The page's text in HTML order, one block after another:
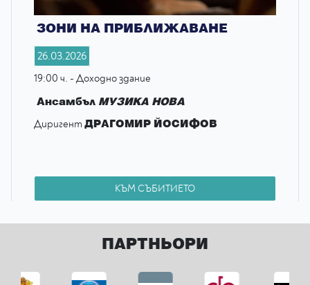
ЗОНИ НА ПРИБЛИЖАВАНЕ
26.03.2026
19:00 ч. - Доходно здание
Ансамбъл МУЗИКА НОВА
Диригент ДРАГОМИР ЙОСИФОВ
КЪМ СЪБИТИЕТО
ПАРТНЬОРИ